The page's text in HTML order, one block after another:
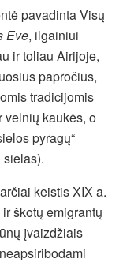
pavadinta Visų
Eve, ilgainiui
ir toliau Airijoje,
papročius,
tradicijomis
velnių kaukės, o
pyragų“
keistis XIX a.
škotų emigrantų
įvaizdžiais